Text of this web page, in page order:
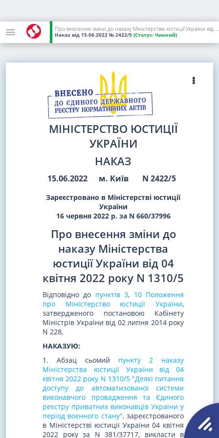
Про внесення зміни до наказу Міністерства юстиції України від 04 квітня 2022 року N 1310/5
Наказ від 15.06.2022 № 2422/5 (Статус: Чинний)
МІНІСТЕРСТВО ЮСТИЦІЇ
УКРАЇНИ
НАКАЗ
15.06.2022 м. Київ N 2422/5
Зареєстровано в Міністерстві юстиції
України
16 червня 2022 р. за N 660/37996
Про внесення зміни до
наказу Міністерства
юстиції України від 04
квітня 2022 року N 1310/5
Відповідно до пунктів 3, 10 Положення
про Міністерство юстиції України,
затвердженого постановою Кабінету
Міністрів України від 02 липня 2014 року
N 228,
НАКАЗУЮ:
1. Абзац сьомий пункту 2 наказу
Міністерства юстиції України від 04
квітня 2022 року N 1310/5 "Деякі питання
доступу до автоматизованої системи
виконавчого провадження та Єдиного
реєстру приватних виконавців України у
період воєнного стану", зареєстрованого
в Міністерстві юстиції України 04 квітня
2022 року за N 381/37717, викласти в